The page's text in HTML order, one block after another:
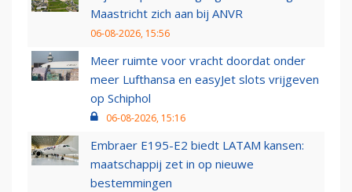
Maastricht zich aan bij ANVR
06-08-2026, 15:56
Meer ruimte voor vracht doordat onder
meer Lufthansa en easyJet slots vrijgeven
op Schiphol
06-08-2026, 15:16
Embraer E195-E2 biedt LATAM kansen:
maatschappij zet in op nieuwe
bestemmingen